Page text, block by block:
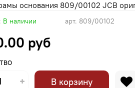
арт. 809/00102
В наличии
руб
В корзину
основания 809/00102 JCB